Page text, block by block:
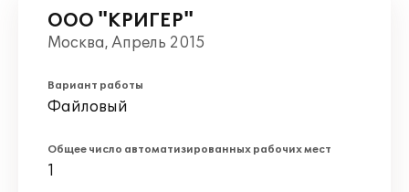
ООО "КРИГЕР"
Москва, Апрель 2015
Вариант работы
Файловый
Общее число автоматизированных рабочих мест
1